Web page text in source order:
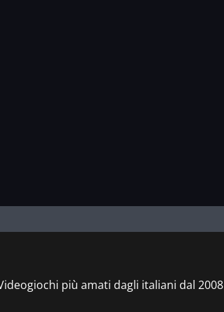
più amati dagli italiani dal 2008